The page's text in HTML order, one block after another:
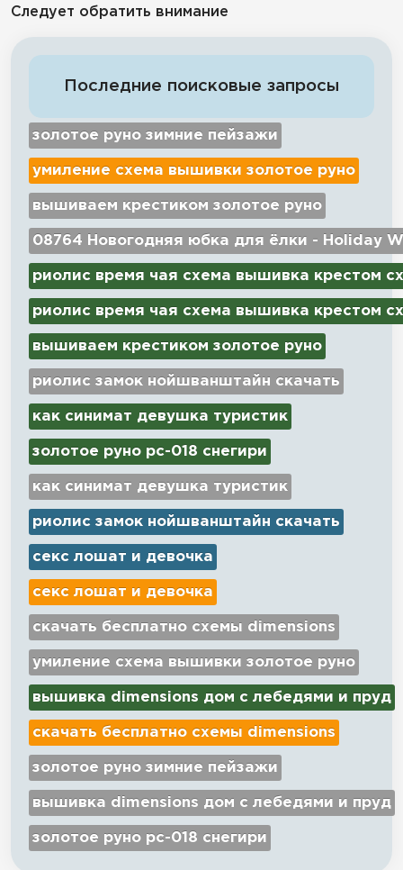
Следует обратить внимание
Последние поисковые запросы
золотое руно зимние пейзажи
умиление схема вышивки золотое руно
вышиваем крестиком золотое руно
08764 Новогодняя юбка для ёлки - Holiday
риолис время чая схема вышивка крестом
риолис время чая схема вышивка крестом
вышиваем крестиком золотое руно
риолис замок нойшванштайн скачать
как синимат девушка туристик
золотое руно рс-018 снегири
как синимат девушка туристик
риолис замок нойшванштайн скачать
секс лошат и девочка
секс лошат и девочка
скачать бесплатно схемы dimensions
умиление схема вышивки золотое руно
вышивка dimensions дом с лебедями и пруд
скачать бесплатно схемы dimensions
золотое руно зимние пейзажи
вышивка dimensions дом с лебедями и пруд
золотое руно рс-018 снегири